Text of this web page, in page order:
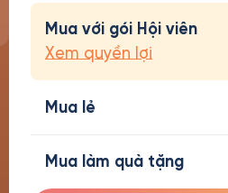
Mua với gói Hội viên
Xem quyền lợi
Mua lẻ
Mua làm quà tặng